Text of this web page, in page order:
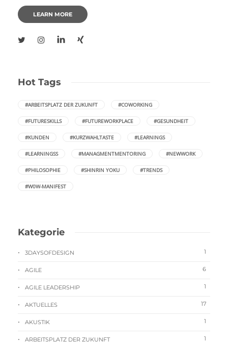
LEARN MORE
Hot Tags
#ARBEITSPLATZ DER ZUKUNFT #COWORKING
#FUTURESKILLS #FUTUREWORKPLACE #GESUNDHEIT
#KUNDEN #KURZWAHLTASTE #LEARNINGS
#LEARNINGSS #MANAGMENTMENTORING #NEWWORK
#PHILOSOPHIE #SHINRIN YOKU #TRENDS
#W0W-MANIFEST
Kategorie
3DAYSOFDESIGN 1
AGILE 6
AGILE LEADERSHIP 1
AKTUELLES 17
AKUSTIK 1
ARBEITSPLATZ DER ZUKUNFT 1